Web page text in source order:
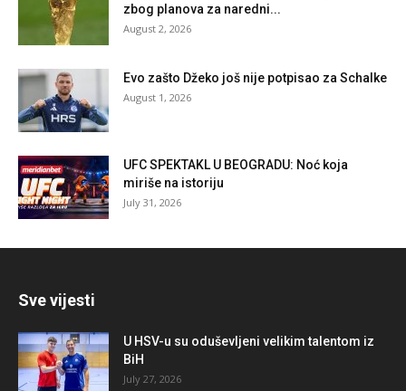
zbog planova za naredni...
August 2, 2026
Evo zašto Džeko još nije potpisao za Schalke
August 1, 2026
UFC SPEKTAKL U BEOGRADU: Noć koja
miriše na istoriju
July 31, 2026
Sve vijesti
U HSV-u su oduševljeni velikim talentom iz
BiH
July 27, 2026